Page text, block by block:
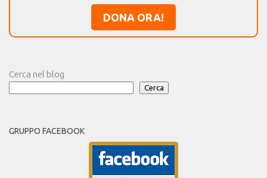
DONA ORA!
Cerca nel blog
Cerca
GRUPPO FACEBOOK